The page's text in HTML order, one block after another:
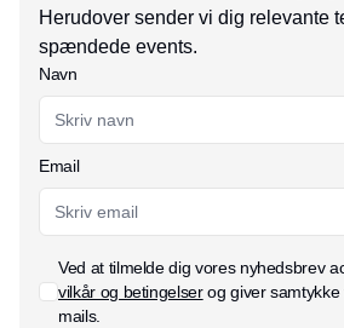
Herudover sender vi dig relevante
spændede events.
Navn
Email
Ved at tilmelde dig vores nyhedsbrev
vilkår og betingelserog giver samtykke
mails.